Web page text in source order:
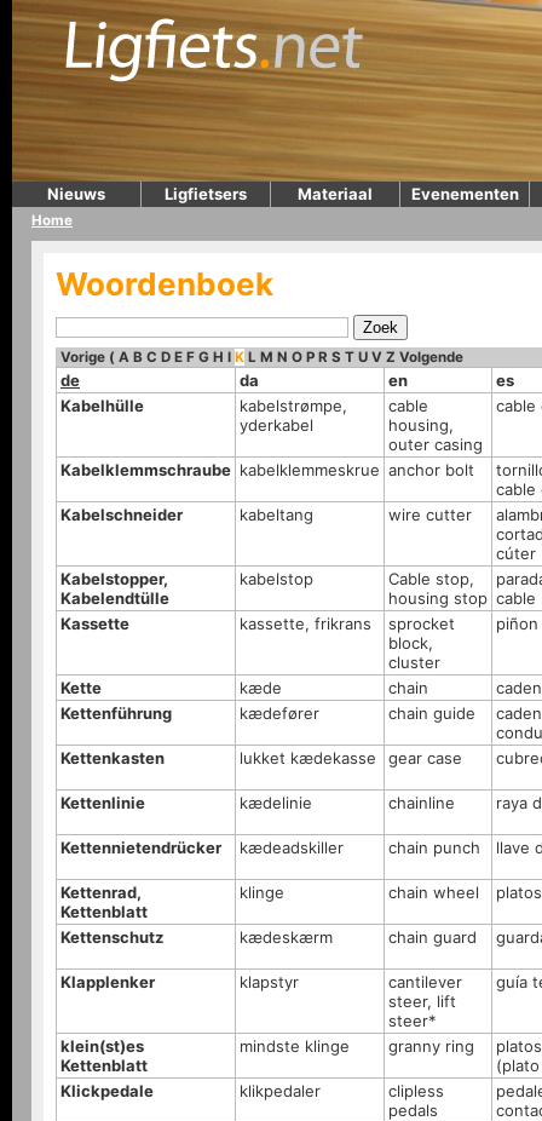
Nieuws Ligfietsers Materiaal Evenementen
Home
Woordenboek
Vorige ( A B C D E F G H I K L M N O P R S T U V Z Volgende
de da en
es
Kabelhülle
kabelstrømpe,
yderkabel
cable
housing,
outer casing
cable
Kabelklemmschraube kabelklemmeskrue anchor bolt
cable
Kabelschneider
kabeltang wire cutter
cúter
Kabelstopper,
Kabelendtülle
kabelstop
Cable stop,
housing stop cable
Kassette
kassette, frikrans
sprocket
block,
cluster
Kette kæde chain
Kettenführung
kædefører chain guide
Kettenkasten
lukket kædekasse gear case
Kettenlinie kædelinie chainline raya
Kettennietendrücker kædeadskiller chain punch llave
Kettenrad,
Kettenblatt
klinge chain wheel platos
Kettenschutz kædeskærm chain guard
Klapplenker klapstyr
cantilever
steer, lift
steer*
guía
klein(st)es
Kettenblatt
mindste klinge granny ring
Klickpedale
klikpedaler
clipless
pedals